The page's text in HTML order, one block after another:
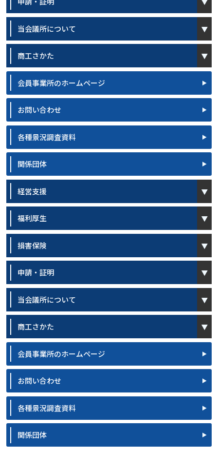
当会議所について
商工さかた
会員事業所のホームページ
お問い合わせ
各種景況調査資料
関係団体
経営支援
福利厚生
損害保険
申請・証明
当会議所について
商工さかた
会員事業所のホームページ
お問い合わせ
各種景況調査資料
関係団体